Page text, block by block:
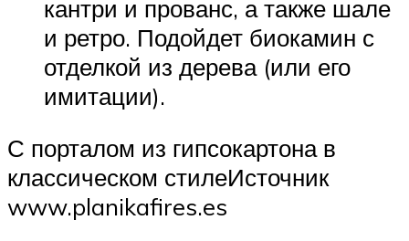
кантри и прованс, а также шале
и ретро. Подойдет биокамин с
отделкой из дерева (или его
имитации).
С порталом из гипсокартона в
классическом стилеИсточник
www.planikafires.es